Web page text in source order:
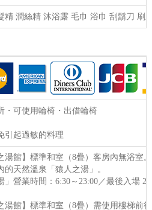
精 潤絲精 沐浴露 毛巾 浴巾 刮鬍刀 刷
・可使用輪椅・出借輪椅
引起過敏的料理
湯館】標準和室（8疊）客房內無浴室
的天然溫泉「猿人之湯」。
」營業時間：6:30～23:00／最後入場
湯館】標準和室（8疊）需使用樓梯前